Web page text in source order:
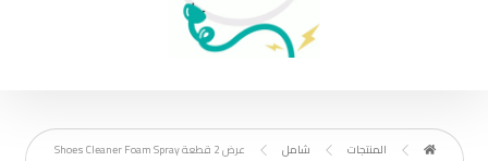
المنتجات شامل
عرض 2 قطعة Shoes Cleaner Foam Spray